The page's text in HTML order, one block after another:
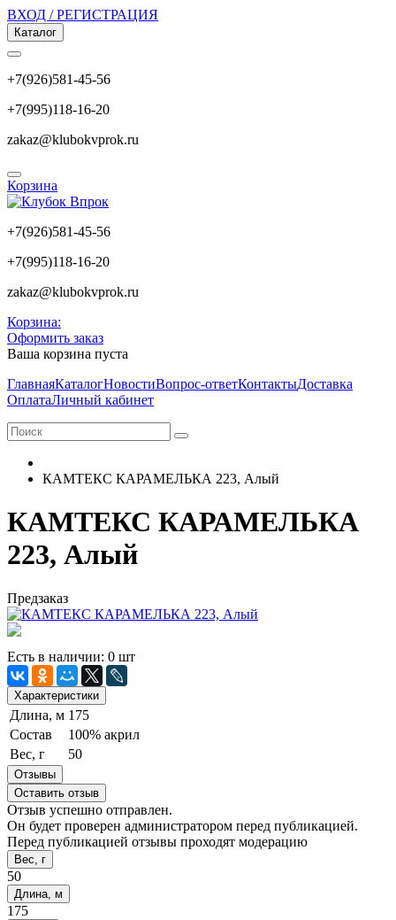
ВХОД / РЕГИСТРАЦИЯ
Каталог
+7(926)581-45-56
+7(995)118-16-20
zakaz@klubokvprok.ru
Корзина
+7(926)581-45-56
+7(995)118-16-20
zakaz@klubokvprok.ru
Корзина:
Оформить заказ
Ваша корзина пуста
ГлавнаяКаталогНовостиВопрос-ответКонтактыДоставка
ОплатаЛичный кабинет
КАМТЕКС КАРАМЕЛЬКА 223, Алый
КАМТЕКС КАРАМЕЛЬКА
223, Алый
Предзаказ
Есть в наличии: 0 шт
Характеристики
Длина, м 175
Состав
100% акрил
Вес, г
50
Отзывы
Оставить отзыв
Отзыв успешно отправлен.
Он будет проверен администратором перед публикацией.
Перед публикацией отзывы проходят модерацию
Вес, г
50
Длина, м
175